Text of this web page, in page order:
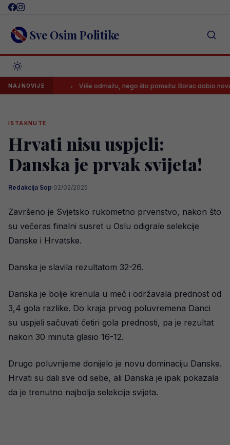
Skip
content Sve Osim Politike
NAJNOVIJE
Borca! Više odmažu, nego što pomažu: Borac dobio novu
ISTAKNUTE
Hrvati nisu uspjeli:
Danska je prvak svijeta!
Redakcija Sop·02/02/2025
Završeno je Svjetsko rukometno prvenstvo, nakon što
su večeras finalni susret u Oslu odigrale selekcije
Danske i Hrvatske.
Danska je slavila rezultatom 32-26.
Danska je bolje krenula u meč i održavala prednost od
3,4 gola razlike. Do kraja prvog poluvremena Danci
su uspjeli sačuvati četiri gola prednosti, pa je rezultat
nakon 30 minuta glasio 16-12.
Drugo poluvrijeme donijelo je novu dominaciju Danske.
Hrvati su dali sve od sebe, ali Danska je ipak pokazala
da je trenutno najbolja selekcija svijeta.